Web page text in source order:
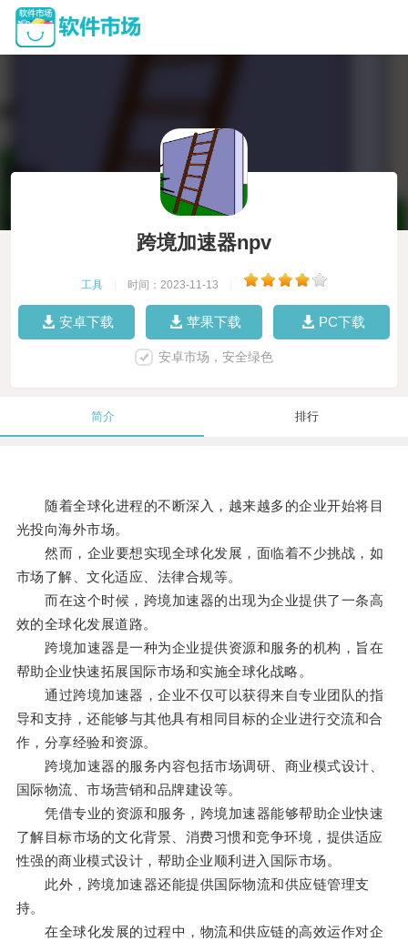
跨境加速器npv
工具 时间：2023-11-13
安卓下载 苹果下载 PC下载
安卓市场，安全绿色
简介 排行
随着全球化进程的不断深入，越来越多的企业开始将目
光投向海外市场。
然而，企业要想实现全球化发展，面临着不少挑战，如
市场了解、文化适应、法律合规等。
而在这个时候，跨境加速器的出现为企业提供了一条高
效的全球化发展道路。
跨境加速器是一种为企业提供资源和服务的机构，旨在
帮助企业快速拓展国际市场和实施全球化战略。
通过跨境加速器，企业不仅可以获得来自专业团队的指
导和支持，还能够与其他具有相同目标的企业进行交流和合
作，分享经验和资源。
跨境加速器的服务内容包括市场调研、商业模式设计、
国际物流、市场营销和品牌建设等。
凭借专业的资源和服务，跨境加速器能够帮助企业快速
了解目标市场的文化背景、消费习惯和竞争环境，提供适应
性强的商业模式设计，帮助企业顺利进入国际市场。
此外，跨境加速器还能提供国际物流和供应链管理支
持。
在全球化发展的过程中，物流和供应链的高效运作对企